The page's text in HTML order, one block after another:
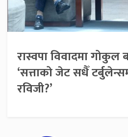
रास्वपा विवादमा गोकुल
‘सत्ताको जेट सधैँ
रविजी?’